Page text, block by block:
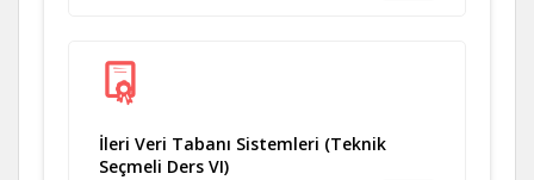
İleri Veri Tabanı Sistemleri (Teknik
Seçmeli Ders VI)